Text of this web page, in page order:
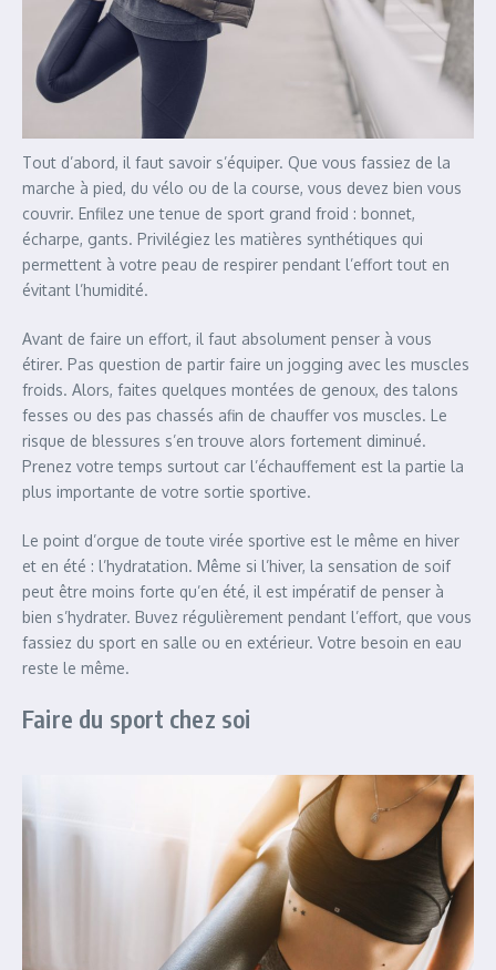
Tout d’abord, il faut savoir s’équiper. Que vous fassiez de la
marche à pied, du vélo ou de la course, vous devez bien vous
couvrir. Enfilez une tenue de sport grand froid : bonnet,
écharpe, gants. Privilégiez les matières synthétiques qui
permettent à votre peau de respirer pendant l’effort tout en
évitant l’humidité.
Avant de faire un effort, il faut absolument penser à vous
étirer. Pas question de partir faire un jogging avec les muscles
froids. Alors, faites quelques montées de genoux, des talons
fesses ou des pas chassés afin de chauffer vos muscles. Le
risque de blessures s’en trouve alors fortement diminué.
Prenez votre temps surtout car l’échauffement est la partie la
plus importante de votre sortie sportive.
Le point d’orgue de toute virée sportive est le même en hiver
et en été : l’hydratation. Même si l’hiver, la sensation de soif
peut être moins forte qu’en été, il est impératif de penser à
bien s’hydrater. Buvez régulièrement pendant l’effort, que vous
fassiez du sport en salle ou en extérieur. Votre besoin en eau
reste le même.
Faire du sport chez soi